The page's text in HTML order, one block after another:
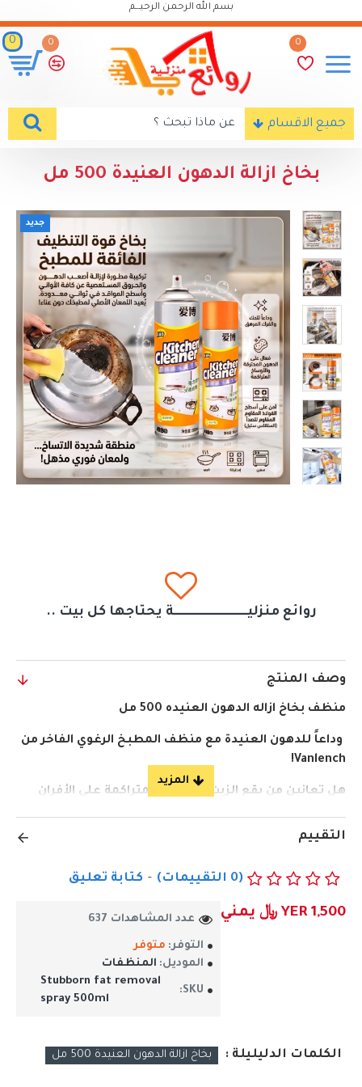
بسم الله الرحمن الرحيـــم
0
0
0
جميع الاقسام
بخاخ ازالة الدهون العنيدة 500 مل
جديد
روائع منزليــــــــــــــــــــــــــــــة يحتاجها كل بيت ..
وصف المنتج
منظف بخاخ ازاله الدهون العنيده 500 مل
وداعاً للدهون العنيدة مع منظف المطبخ الرغوي الفاخر من
Vanlench!
​هل تعانين من بقع الزيت والدهون المتراكمة على الأفران
الحل أصبح بين يديك الآن مع بخاخ الفوم السحري الذي
وتزيل أصعب الدهون المستعصية بكل سهولة
آمن وموثوق: تركيبة آمنة تماماً للاستخدام على الأسطح
المقاومة للصدأ (الستانلس ستيل) والألومنيوم دون
توفير للوقت والجهد: سريع المفعول وسهل الاستخدام،
التقييم
(0 التقييمات) - كتابة تعليق
YER 1,500 ﷼ يمني
التوفر: متوفر
الموديل: المنظفات
SKU:
Stubborn fat removal
spray 500ml
عدد المشاهدات 637
الكلمات الدليليلة : بخاخ ازالة الدهون العنيدة 500 مل